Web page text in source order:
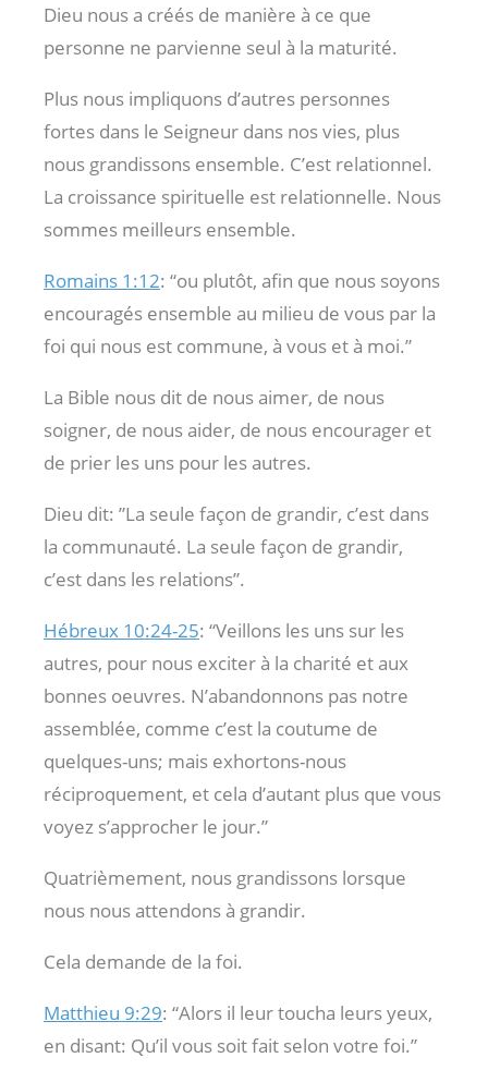
Dieu nous a créés de manière à ce que
personne ne parvienne seul à la maturité.
Plus nous impliquons d’autres personnes
fortes dans le Seigneur dans nos vies, plus
nous grandissons ensemble. C’est relationnel.
La croissance spirituelle est relationnelle. Nous
sommes meilleurs ensemble.
Romains 1:12: “ou plutôt, afin que nous soyons
encouragés ensemble au milieu de vous par la
foi qui nous est commune, à vous et à moi.”
La Bible nous dit de nous aimer, de nous
soigner, de nous aider, de nous encourager et
de prier les uns pour les autres.
Dieu dit: ”La seule façon de grandir, c’est dans
la communauté. La seule façon de grandir,
c’est dans les relations”.
Hébreux 10:24-25: “Veillons les uns sur les
autres, pour nous exciter à la charité et aux
bonnes oeuvres. N’abandonnons pas notre
assemblée, comme c’est la coutume de
quelques-uns; mais exhortons-nous
réciproquement, et cela d’autant plus que vous
voyez s’approcher le jour.”
Quatrièmement, nous grandissons lorsque
nous nous attendons à grandir.
Cela demande de la foi.
Matthieu 9:29: “Alors il leur toucha leurs yeux,
en disant: Qu’il vous soit fait selon votre foi.”